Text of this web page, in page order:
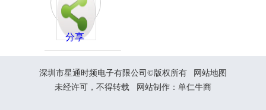
分享
深圳市星通时频电子有限公司©版权所有
网站地图
未经许可，不得转载
网站制作： 单仁牛商